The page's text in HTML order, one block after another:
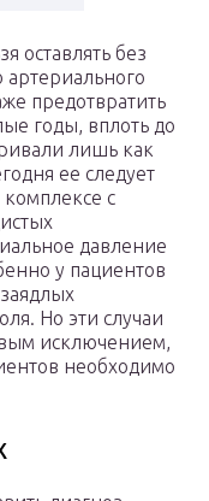
оставлять без
предотвратить
годы, вплоть до
лишь как
ее следует
с
давление
у пациентов
Но эти случаи
исключением,
необходимо